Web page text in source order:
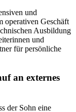
und
operativen Geschäft
Ausbildung
und
für persönliche
an externes
der Sohn eine